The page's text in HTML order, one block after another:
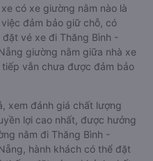
có xe giường nằm nào là
đảm bảo giữ chỗ, có
vé xe đi Thăng Bình -
giường nằm giữa nhà xe
vẫn chưa được đảm bảo
xem đánh giá chất lượng
lợi cao nhất, được hưởng
nằm đi Thăng Bình -
hành khách có thể đặt